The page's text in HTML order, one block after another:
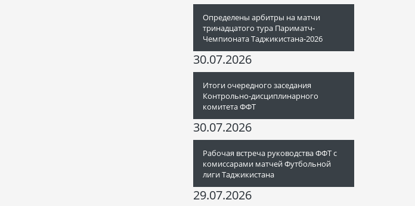
Определены арбитры на матчи
тринадцатого тура Париматч-
Чемпионата Таджикистана-2026
30.07.2026
Итоги очередного заседания
Контрольно-дисциплинарного
комитета ФФТ
30.07.2026
Рабочая встреча руководства ФФТ с
комиссарами матчей Футбольной
лиги Таджикистана
29.07.2026